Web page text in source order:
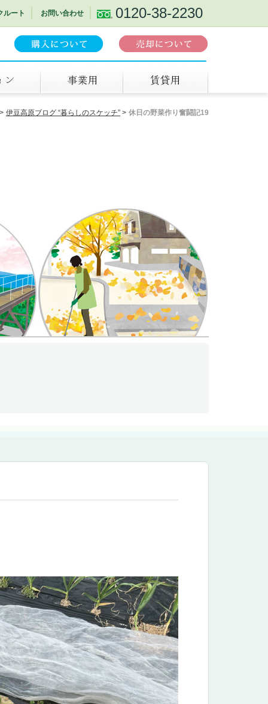
ルート お問い合わせ 0120-38-2230
伊豆高原ブログ “暮らしのスケッチ” 休日の野菜作り奮闘記19